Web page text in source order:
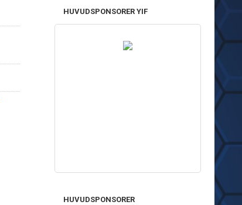
HUVUDSPONSORER YIF
HUVUDSPONSORER